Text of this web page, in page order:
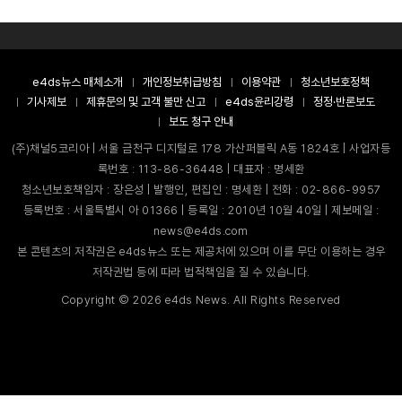
e4ds뉴스 매체소개 개인정보취급방침 이용약관
청소년보호정책
기사제보
제휴문의 및 고객 불만 신고 e4ds윤리강령
정정·반론보도
보도 청구 안내
(주)채널5코리아 | 서울 금천구 디지털로 178 가산퍼블릭 A동 1824호 | 사업자등
록번호 : 113-86-36448 | 대표자 : 명세환
청소년보호책임자 : 장은성 | 발행인, 편집인 : 명세환 | 전화 : 02-866-9957
등록번호 : 서울특별시 아 01366 | 등록일 : 2010년 10월 40일 | 제보메일 :
news@e4ds.com
본 콘텐츠의 저작권은 e4ds뉴스 또는 제공처에 있으며 이를 무단 이용하는 경우
저작권법 등에 따라 법적책임을 질 수 있습니다.
Copyright ©2026 e4ds News. All Rights Reserved